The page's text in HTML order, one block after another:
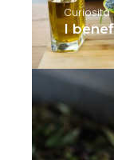
Curiosità
I